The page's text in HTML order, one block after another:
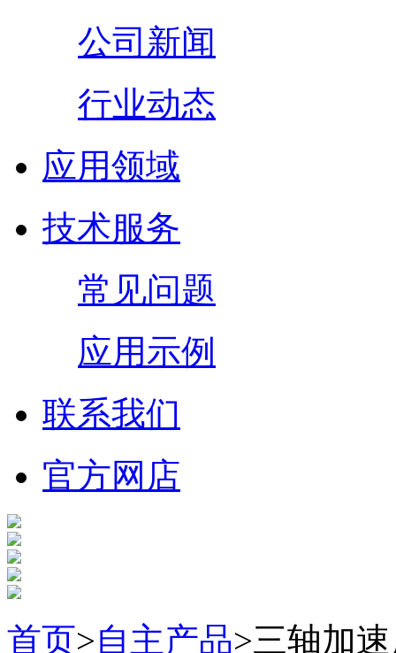
公司新闻
行业动态
应用领域
技术服务
常见问题
应用示例
联系我们
官方网店
首页>自主产品>三轴加